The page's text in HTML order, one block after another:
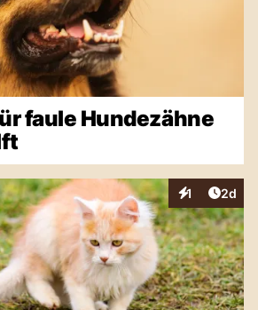
faule Hundezähne
1
Interaktionen
2d